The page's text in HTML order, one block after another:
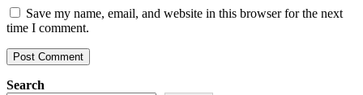
Save my name, email, and website in this browser for the next
time I comment.
Search